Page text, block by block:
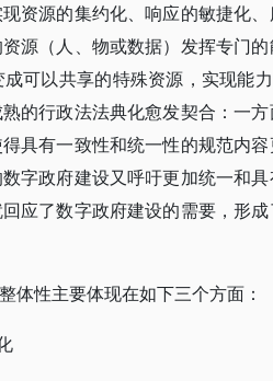
资源的集约化、响应的敏捷化
源（人、物或数据）发挥专门
可以共享的特殊资源，实现能
的行政法法典化愈发契合：一
具有一致性和统一性的规范内容
字政府建设又呼吁更加统一和
应了数字政府建设的需要，形
体性主要体现在如下三个方面：